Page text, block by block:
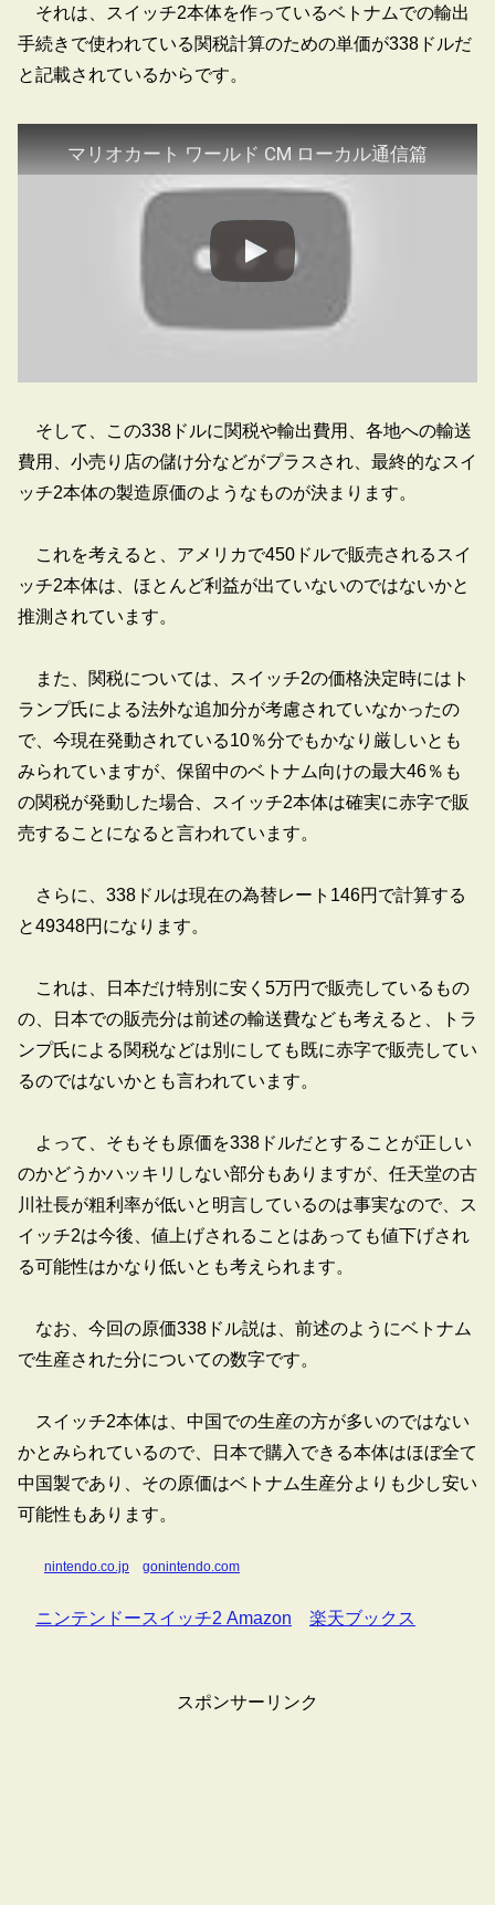
それは、スイッチ2本体を作っているベトナムでの輸出
手続きで使われている関税計算のための単価が338ドルだ
と記載されているからです。
マリオカート ワールド CM ローカル通信篇
そして、この338ドルに関税や輸出費用、各地への輸送
費用、小売り店の儲け分などがプラスされ、最終的なスイ
ッチ2本体の製造原価のようなものが決まります。
これを考えると、アメリカで450ドルで販売されるスイ
ッチ2本体は、ほとんど利益が出ていないのではないかと
推測されています。
また、関税については、スイッチ2の価格決定時にはト
ランプ氏による法外な追加分が考慮されていなかったの
で、今現在発動されている10％分でもかなり厳しいとも
みられていますが、保留中のベトナム向けの最大46％も
の関税が発動した場合、スイッチ2本体は確実に赤字で販
売することになると言われています。
さらに、338ドルは現在の為替レート146円で計算する
と49348円になります。
これは、日本だけ特別に安く5万円で販売しているもの
の、日本での販売分は前述の輸送費なども考えると、トラ
ンプ氏による関税などは別にしても既に赤字で販売してい
るのではないかとも言われています。
よって、そもそも原価を338ドルだとすることが正しい
のかどうかハッキリしない部分もありますが、任天堂の古
川社長が粗利率が低いと明言しているのは事実なので、ス
イッチ2は今後、値上げされることはあっても値下げされ
る可能性はかなり低いとも考えられます。
なお、今回の原価338ドル説は、前述のようにベトナム
で生産された分についての数字です。
スイッチ2本体は、中国での生産の方が多いのではない
かとみられているので、日本で購入できる本体はほぼ全て
中国製であり、その原価はベトナム生産分よりも少し安い
可能性もあります。
nintendo.co.jp gonintendo.com
ニンテンドースイッチ2 Amazon 楽天ブックス
スポンサーリンク